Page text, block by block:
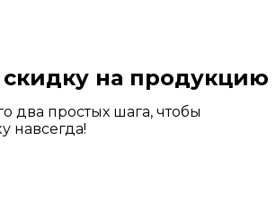
на продукцию
два простых шага, чтобы
навсегда!